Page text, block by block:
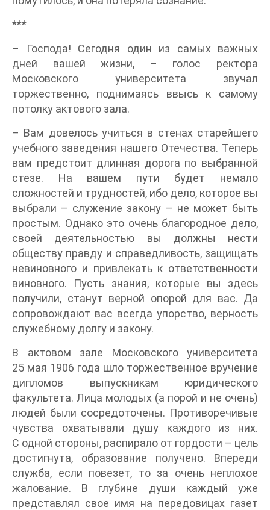
***
– Господа! Сегодня один из самых важных
дней вашей жизни, – голос ректора
Московского университета звучал
торжественно, поднимаясь ввысь к самому
потолку актового зала.
– Вам довелось учиться в стенах старейшего
учебного заведения нашего Отечества. Теперь
вам предстоит длинная дорога по выбранной
стезе. На вашем пути будет немало
сложностей и трудностей, ибо дело, которое вы
выбрали – служение закону – не может быть
простым. Однако это очень благородное дело,
своей деятельностью вы должны нести
обществу правду и справедливость, защищать
невиновного и привлекать к ответственности
виновного. Пусть знания, которые вы здесь
получили, станут верной опорой для вас. Да
сопровождают вас всегда упорство, верность
служебному долгу и закону.
В актовом зале Московского университета
25 мая 1906 года шло торжественное вручение
дипломов выпускникам юридического
факультета. Лица молодых (а порой и не очень)
людей были сосредоточены. Противоречивые
чувства охватывали душу каждого из них.
С одной стороны, распирало от гордости – цель
достигнута, образование получено. Впереди
служба, если повезет, то за очень неплохое
жалование. В глубине души каждый уже
представлял свое имя на передовицах газет